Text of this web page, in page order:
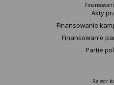
Akty
Finansowanie
Finansowanie
Partie
Rejestr